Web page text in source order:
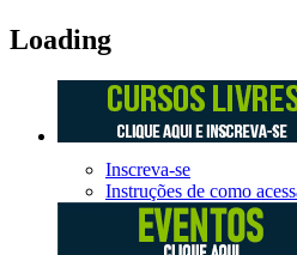
Loading
Inscreva-se
Instruções de como